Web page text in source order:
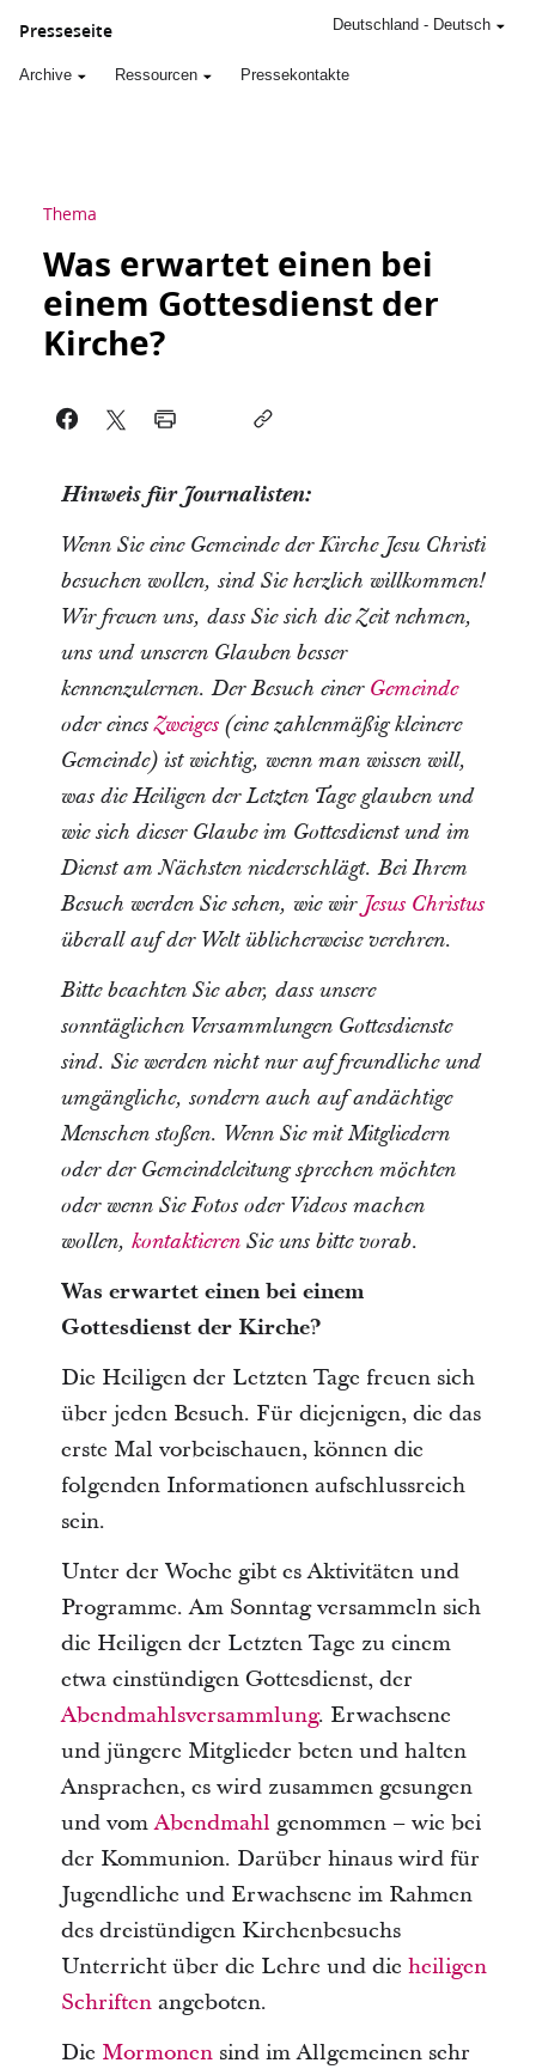
Presseseite
Archive Ressourcen Pressekontakte
Deutschland - Deutsch
Thema
Was erwartet einen bei
einem Gottesdienst der
Kirche?
Hinweis für Journalisten:
Wenn Sie eine Gemeinde der Kirche Jesu Christi
besuchen wollen, sind Sie herzlich willkommen!
Wir freuen uns, dass Sie sich die Zeit nehmen,
uns und unseren Glauben besser
kennenzulernen. Der Besuch einer Gemeinde
oder einesZweiges(eine zahlenmäßig kleinere
Gemeinde) ist wichtig, wenn man wissen will,
was die Heiligen der Letzten Tage glauben und
wie sich dieser Glaube im Gottesdienst und im
Dienst am Nächsten niederschlägt. Bei Ihrem
Besuch werden Sie sehen, wie wir Jesus Christus
überall auf der Welt üblicherweise verehren.
Bitte beachten Sie aber, dass unsere
sonntäglichen Versammlungen Gottesdienste
sind. Sie werden nicht nur auf freundliche und
umgängliche, sondern auch auf andächtige
Menschen stoßen. Wenn Sie mit Mitgliedern
oder der Gemeindeleitung sprechen möchten
oder wenn Sie Fotos oder Videos machen
wollen, kontaktierenSie uns bitte vorab.
Was erwartet einen bei einem
Gottesdienst der Kirche?
Die Heiligen der Letzten Tage freuen sich
über jeden Besuch. Für diejenigen, die das
erste Mal vorbeischauen, können die
folgenden Informationen aufschlussreich
sein.
Unter der Woche gibt es Aktivitäten und
Programme. Am Sonntag versammeln sich
die Heiligen der Letzten Tage zu einem
etwa einstündigen Gottesdienst, der
Abendmahlsversammlung. Erwachsene
und jüngere Mitglieder beten und halten
Ansprachen, es wird zusammen gesungen
und vomAbendmahl genommen – wie bei
der Kommunion. Darüber hinaus wird für
Jugendliche und Erwachsene im Rahmen
des dreistündigen Kirchenbesuchs
Unterricht über die Lehre und die heiligen
Schriftenangeboten.
Die Mormonensind im Allgemeinen sehr